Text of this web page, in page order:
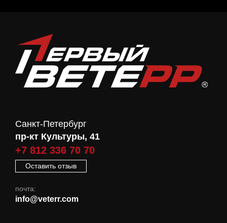
Санкт-Петербург
пр-кт Культуры, 41
+7 812 336 70 70
Оставить отзыв
почта:
info@veterr.com